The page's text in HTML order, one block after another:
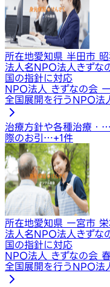
所在地愛知県 半田市
法人名NPO法人きずな
国の指針に対応
NPO法人 きずなの会
全国展開を行うNPO法
治療方針や各種治療・…
際のお引…+1件
所在地愛知県 一宮市
法人名NPO法人きずな
国の指針に対応
NPO法人 きずなの会
全国展開を行うNPO法